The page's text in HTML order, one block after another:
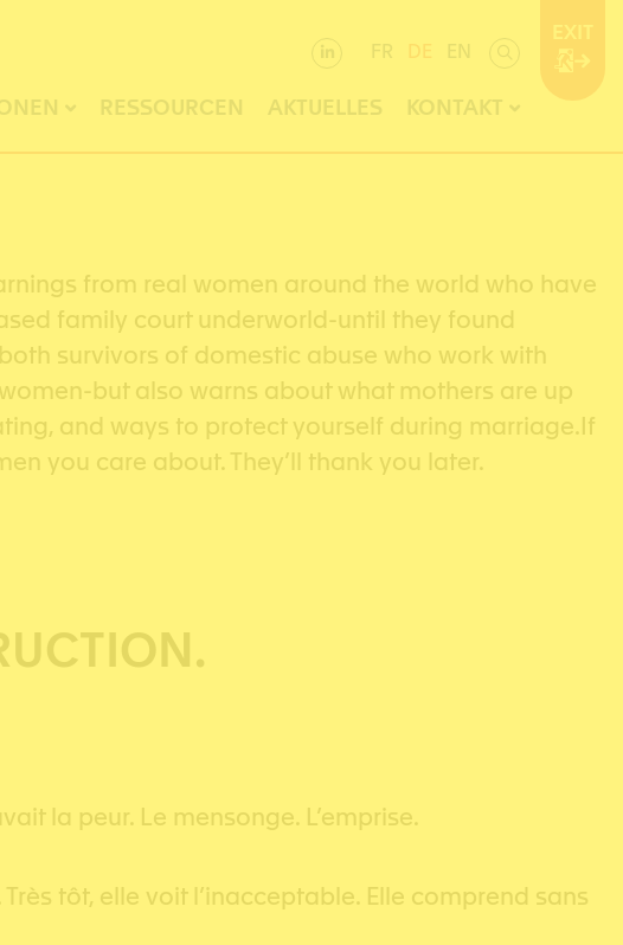
FR EN
RESSOURCEN AKTUELLES KONTAKT
from real women around the world who have
family court underworld-until they found
survivors of domestic abuse who work with
but also warns about what mothers are up
and ways to protect yourself during marriage.If
you care about. They’ll thank you later.
la peur. Le mensonge. L’emprise.
tôt, elle voit l’inacceptable. Elle comprend sans